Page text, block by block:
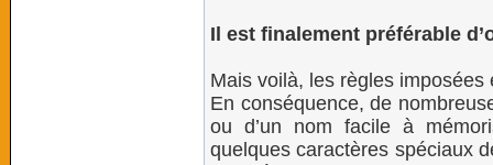
Il est finalement préférable
Mais voilà, les règles
En conséquence, de
ou d’un nom facile à
quelques caractères spéciaux